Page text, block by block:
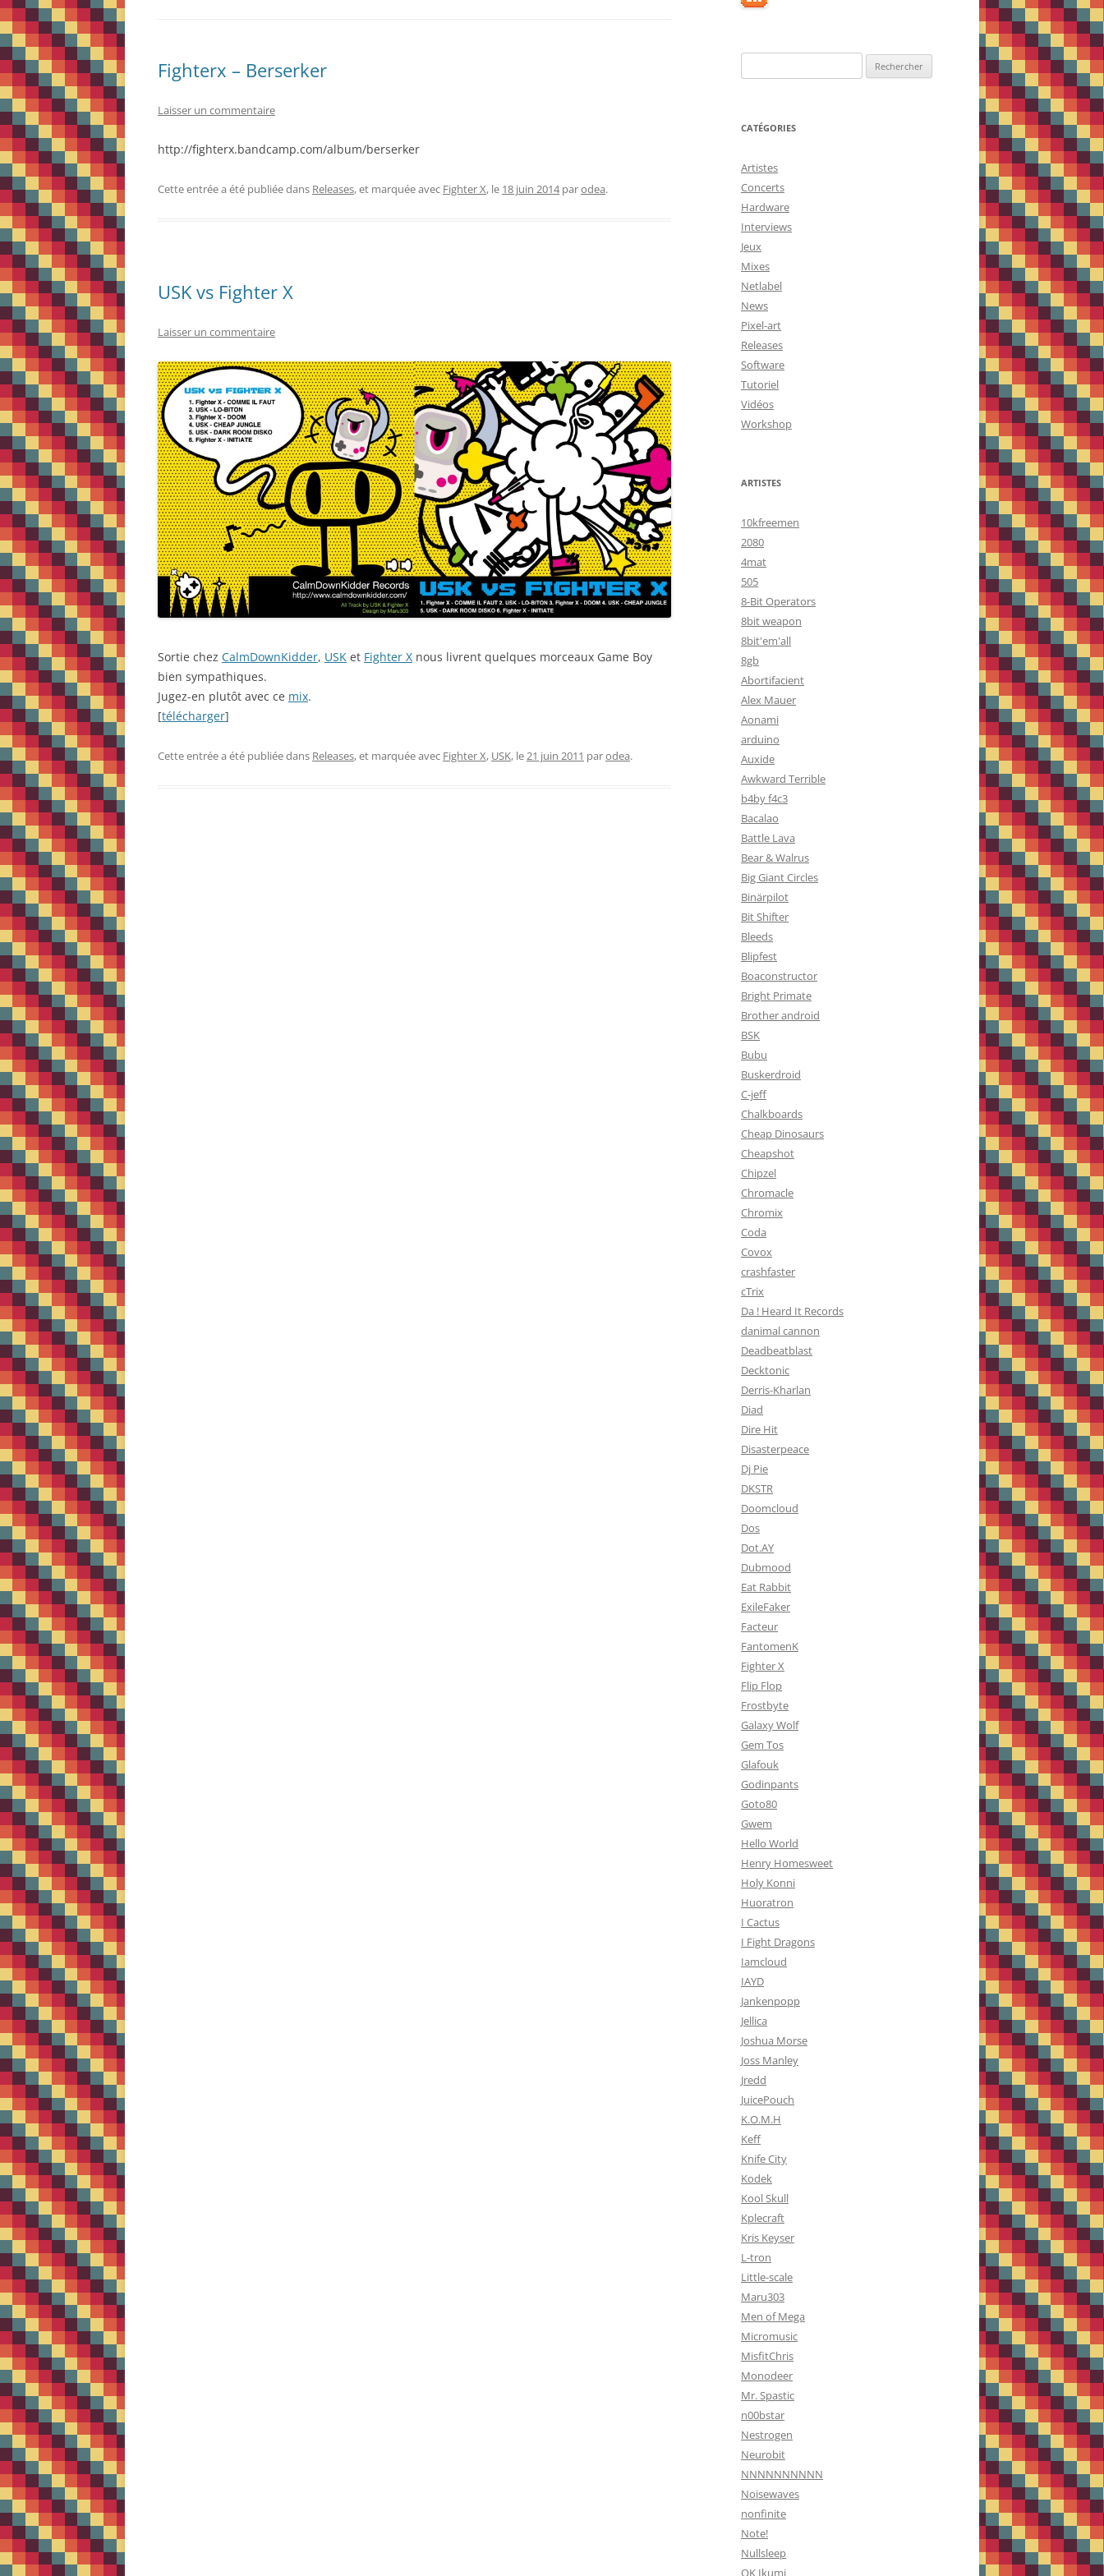
Fighterx – Berserker
Laisser un commentaire
http://fighterx.bandcamp.com/album/berserker
Cette entrée a été publiée dans Releases, et marquée avec Fighter X, le 18 juin 2014 parodea.
USK vs Fighter X
Laisser un commentaire
Sortie chez CalmDownKidder, USK et Fighter X nous livrent quelques morceaux Game Boy
bien sympathiques.
Jugez-en plutôt avec ce mix.
[télécharger]
Cette entrée a été publiée dans Releases, et marquée avec Fighter X, USK, le21 juin 2011 parodea.
CATÉGORIES
Artistes
Concerts
Hardware
Interviews
Jeux
Mixes
Netlabel
News
Pixel-art
Releases
Software
Tutoriel
Vidéos
Workshop
ARTISTES
10kfreemen
2080
4mat
505
8-Bit Operators
8bit weapon
8bit'em'all
8gb
Abortifacient
Alex Mauer
Aonami
arduino
Auxide
Awkward Terrible
b4by f4c3
Bacalao
Battle Lava
Bear & Walrus
Big Giant Circles
Binärpilot
Bit Shifter
Bleeds
Blipfest
Boaconstructor
Bright Primate
Brother android
BSK
Bubu
Buskerdroid
C-jeff
Chalkboards
Cheap Dinosaurs
Cheapshot
Chipzel
Chromacle
Chromix
Coda
Covox
crashfaster
cTrix
Da ! Heard It Records
danimal cannon
Deadbeatblast
Decktonic
Derris-Kharlan
Diad
Dire Hit
Disasterpeace
Dj Pie
DKSTR
Doomcloud
Dos
Dot.AY
Dubmood
Eat Rabbit
ExileFaker
Facteur
FantomenK
Fighter X
Flip Flop
Frostbyte
Galaxy Wolf
Gem Tos
Glafouk
Godinpants
Goto80
Gwem
Hello World
Henry Homesweet
Holy Konni
Huoratron
I Cactus
I Fight Dragons
Iamcloud
IAYD
Jankenpopp
Jellica
Joshua Morse
Joss Manley
Jredd
JuicePouch
K.O.M.H
Keff
Knife City
Kodek
Kool Skull
Kplecraft
Kris Keyser
L-tron
Little-scale
Maru303
Men of Mega
Micromusic
MisfitChris
Monodeer
Mr. Spastic
n00bstar
Nestrogen
Neurobit
NNNNNNNNNN
Noisewaves
nonfinite
Note!
Nullsleep
OK Ikumi